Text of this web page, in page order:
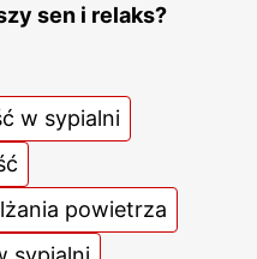
sen i relaks?
w sypialni
powietrza